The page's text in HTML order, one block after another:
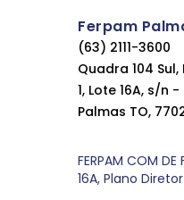
Ferpam
(63) 2111-3600
Quadra 104 Sul,
1, Lote 16A, s/n
Palmas TO,
FERPAM COM
16A, Plano